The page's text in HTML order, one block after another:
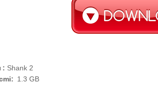
: Shank 2
1.3 GB